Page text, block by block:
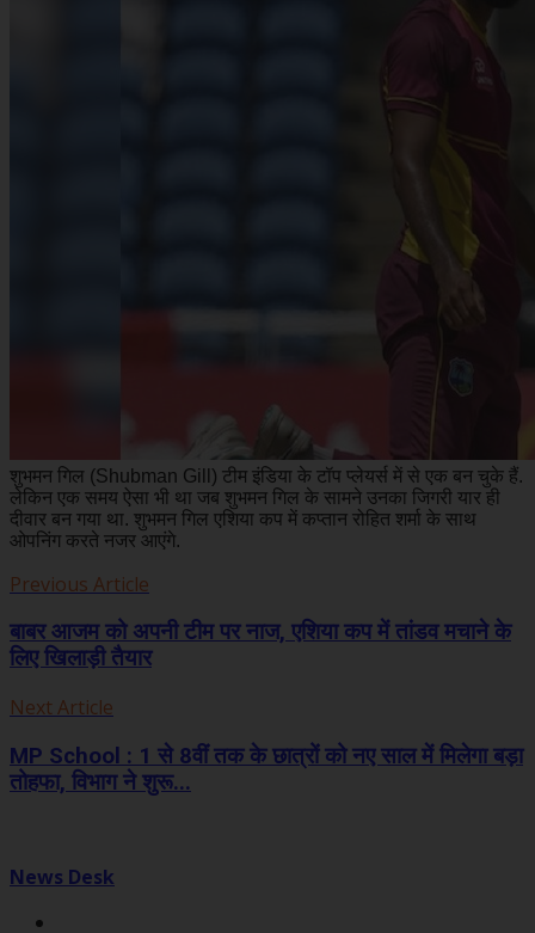
शुभमन गिल (Shubman Gill) टीम इंडिया के टॉप प्लेयर्स में से एक बन चुके हैं.
लेकिन एक समय ऐसा भी था जब शुभमन गिल के सामने उनका जिगरी यार ही
दीवार बन गया था. शुभमन गिल एशिया कप में कप्तान रोहित शर्मा के साथ
ओपनिंग करते नजर आएंगे.
Previous Article
बाबर आजम को अपनी टीम पर नाज, एशिया कप में तांडव मचाने के
लिए खिलाड़ी तैयार
Next Article
MP School : 1 से 8वीं तक के छात्रों को नए साल में मिलेगा बड़ा
तोहफा, विभाग ने शुरू...
News Desk